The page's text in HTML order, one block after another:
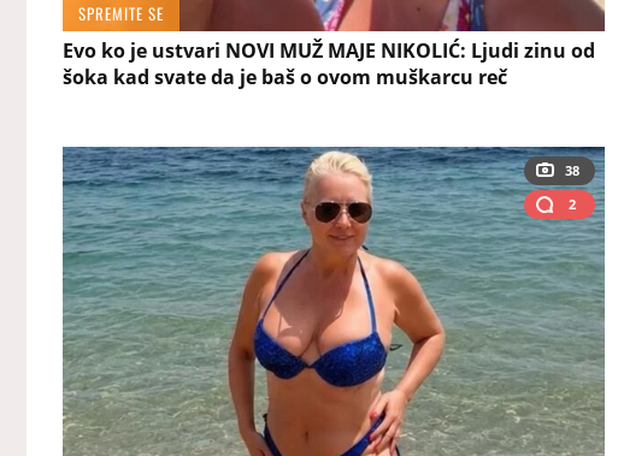
SPREMITE SE
Evo ko je ustvari NOVI MUŽ MAJE NIKOLIĆ: Ljudi zinu od
šoka kad svate da je baš o ovom muškarcu reč
38
2